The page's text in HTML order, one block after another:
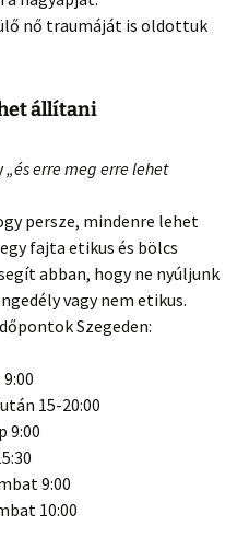
nő traumáját is oldottuk
állítani
„és erre meg erre lehet
persze, mindenre lehet
fajta etikus és bölcs
abban, hogy ne nyúljunk
vagy nem etikus.
Szegeden:
15-20:00
9:00
9:00
10:00